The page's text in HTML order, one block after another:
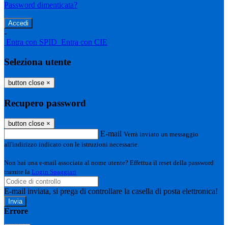
Password dimenticata?
-
Entra con SPID Entra con CIE
Seleziona utente
button close ×
Recupero password
button close ×
E-mail Verrà inviato un messaggio
all'indirizzo indicato con le istruzioni necessarie.
Non hai una e-mail associata al nome utente? Effettua il reset della password
tramite la Login Spaggiari
E-mail inviata, si prega di controllare la casella di posta elettronica!
Errore